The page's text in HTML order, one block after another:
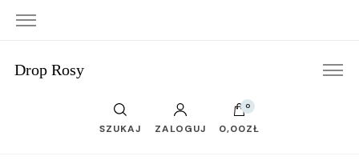
Drop Rosy
SZUKAJ ZALOGUJ
0
0,00ZŁ